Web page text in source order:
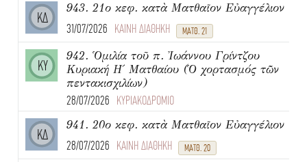
ΚΔ
943. 21ο κεφ. κατὰ Ματθαῖον Εὐαγγέλιον
31/07/2026 ΚΑΙΝΗ ΔΙΑΘΗΚΗ ΜΑΤΘ. 21
ΚΥ
942. Ὁμιλία τοῦ π. Ἰωάννου Γρίντζου
Κυριακή Η΄ Ματθαίου (Ὁ χορτασμός τῶν
πεντακισχιλίων)
28/07/2026 ΚΥΡΙΑΚΟΔΡΟΜΙΟ
ΚΔ
941. 20ο κεφ. κατὰ Ματθαῖον Εὐαγγέλιον
28/07/2026 ΚΑΙΝΗ ΔΙΑΘΗΚΗ ΜΑΤΘ. 20